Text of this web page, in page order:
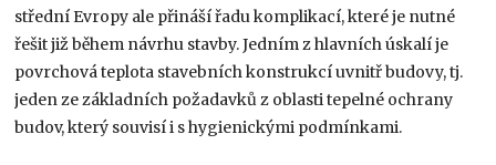
střední Evropy ale přináší řadu komplikací, které je nutné
řešit již během návrhu stavby. Jedním z hlavních úskalí je
povrchová teplota stavebních konstrukcí uvnitř budovy, tj.
jeden ze základních požadavků z oblasti tepelné ochrany
budov, který souvisí i s hygienickými podmínkami.